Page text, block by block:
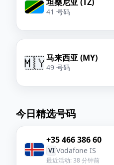
41 号码
🇲🇾马来西亚 (MY)
49 号码
今日精选号码
+35 466 386 60
VI Vodafone IS
最近活动: 38 分钟前